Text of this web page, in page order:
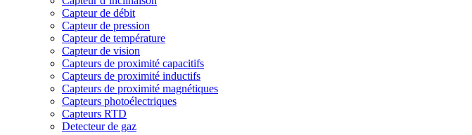
Capteur de débit
Capteur de pression
Capteur de température
Capteur de vision
Capteurs de proximité capacitifs
Capteurs de proximité inductifs
Capteurs de proximité magnétiques
Capteurs photoélectriques
Capteurs RTD
Detecteur de gaz